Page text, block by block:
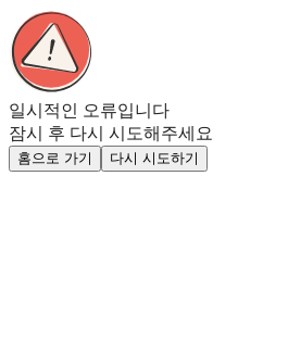
일시적인 오류입니다
잠시 후 다시 시도해주세요
홈으로 가기 다시 시도하기